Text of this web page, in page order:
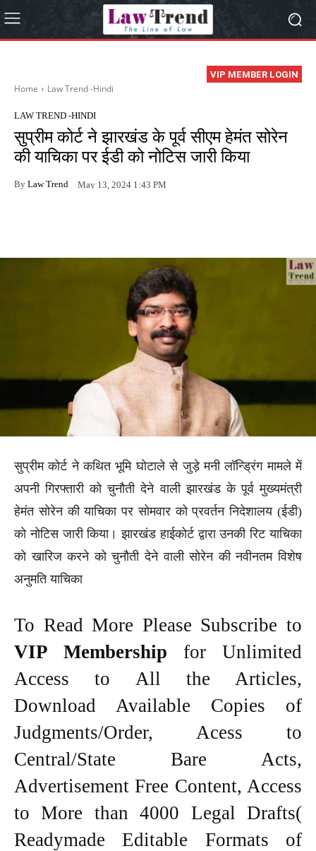
VIP MEMBER LOGIN
Home Law Trend -Hindi
LAW TREND -HINDI
सुप्रीम कोर्ट ने झारखंड के पूर्व सीएम हेमंत सोरेन
की याचिका पर ईडी को नोटिस जारी किया
By Law Trend May 13, 2024 1:43 PM
सुप्रीम कोर्ट ने कथित भूमि घोटाले से जुड़े मनी लॉन्ड्रिंग मामले में
अपनी गिरफ्तारी को चुनौती देने वाली झारखंड के पूर्व मुख्यमंत्री
हेमंत सोरेन की याचिका पर सोमवार को प्रवर्तन निदेशालय (ईडी)
को नोटिस जारी किया। झारखंड हाईकोर्ट द्वारा उनकी रिट याचिका
को खारिज करने को चुनौती देने वाली सोरेन की नवीनतम विशेष
अनुमति याचिका
To Read More Please Subscribe to
VIP Membership for Unlimited
Access to All the Articles,
Download Available Copies of
Judgments/Order, Acess to
Central/State Bare Acts,
Advertisement Free Content, Access
to More than 4000 Legal Drafts(
Readymade Editable Formats of